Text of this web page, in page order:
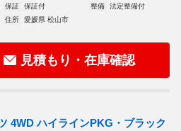
保証
保証付 整備
法定整備付
住所
愛媛県 松山市
見積もり・在庫確認
4WD ハイラインPKG・ブラック